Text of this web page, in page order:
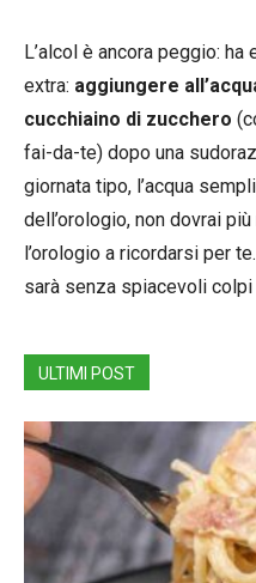
L’alcol è ancora peggio:
extra: aggiungere
cucchiaino di zucchero
fai-da-te) dopo una
giornata tipo, l’acqua
dell’orologio, non dovrai
l’orologio a ricordarsi per
sarà senza spiacevoli colpi
ULTIMI POST